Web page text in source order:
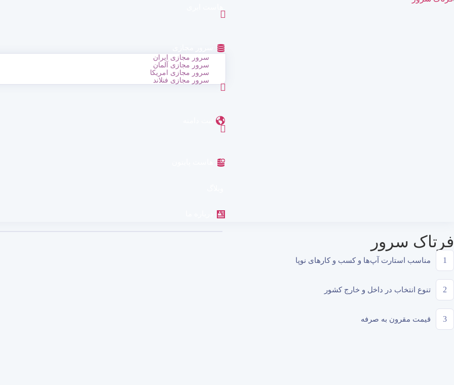
سرور مجازی ایران
سرور مجازی آلمان
سرور مجازی امریکا
سرور مجازی فنلاند
فرتاک سرور
1 مناسب استارت آپ‌ها و کسب و کارهای نوپا
2 تنوع انتخاب در داخل و خارج کشور
3 قیمت مقرون به صرفه